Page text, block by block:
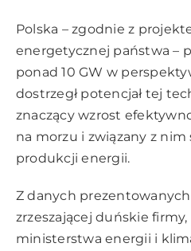
Polska – zgodnie z
energetycznej państwa –
ponad 10 GW w
dostrzegł potencjał tej
znaczący wzrost
na morzu i związany z
produkcji energii.
Z danych
zrzeszającej duńskie
ministerstwa energii i